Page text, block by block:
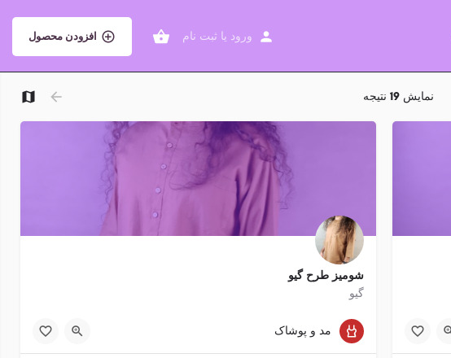
ورود یا ثبت نام افزودن محصول
نمایش 19 نتیجه
شومیز طرح گیو
گیو
1200 تومان
پدر, مادر, نامزد (مرد), نامزد (زن), پسر (جوان), دختر(جوان)
مد و پوشاک